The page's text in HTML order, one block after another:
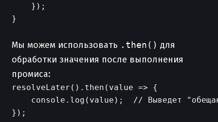
    });
}
Мы можем использовать .then() для
обработки значения после выполнения
промиса:
resolveLater().then(value => {
console.log(value);  // Выведет
});